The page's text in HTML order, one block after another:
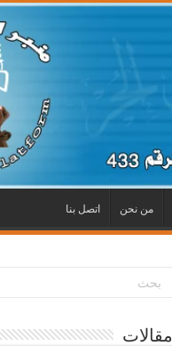
من نحن اتصل بنا
مقالات